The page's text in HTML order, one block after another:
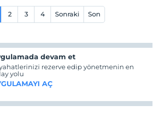
içeceklerin tadını çıkarabilirler.
2 3 4 Sonraki Son
devam et
rezerve edip yönetmenin en
yolu
AÇ